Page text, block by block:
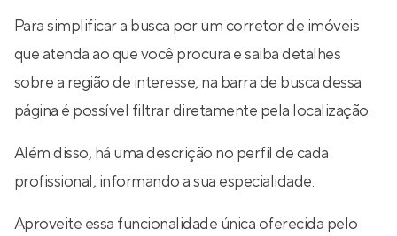
Para simplificar a busca por um corretor de imóveis
que atenda ao que você procura e saiba detalhes
sobre a região de interesse, na barra de busca dessa
página é possível filtrar diretamente pela localização.
Além disso, há uma descrição no perfil de cada
profissional, informando a sua especialidade.
Aproveite essa funcionalidade única oferecida pelo